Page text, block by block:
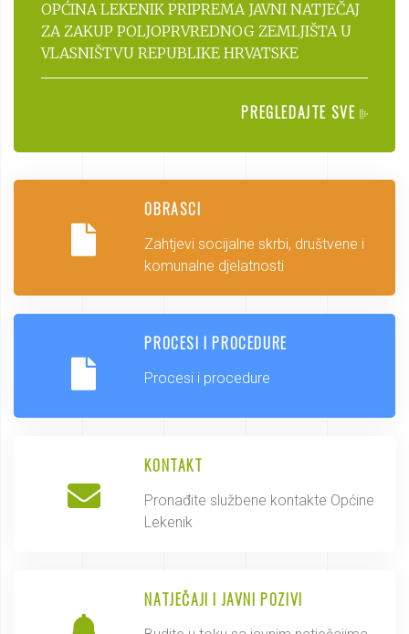
OPĆINA LEKENIK PRIPREMA JAVNI NATJEČAJ
ZA ZAKUP POLJOPRVREDNOG ZEMLJIŠTA U
VLASNIŠTVU REPUBLIKE HRVATSKE
PREGLEDAJTE SVE
OBRASCI
Zahtjevi socijalne skrbi, društvene i
komunalne djelatnosti
PROCESI I PROCEDURE
Procesi i procedure
KONTAKT
Pronađite službene kontakte Općine
Lekenik
NATJEČAJI I JAVNI POZIVI